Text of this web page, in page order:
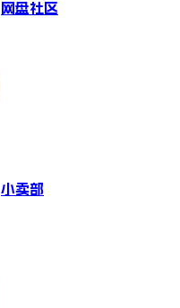
网盘社区
小卖部